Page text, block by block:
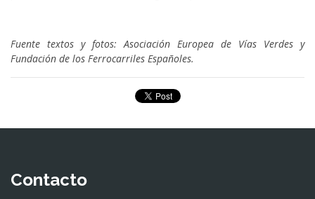
Fuente textos y fotos: Asociación Europea de Vías Verdes y
Fundación de los Ferrocarriles Españoles.
Contacto